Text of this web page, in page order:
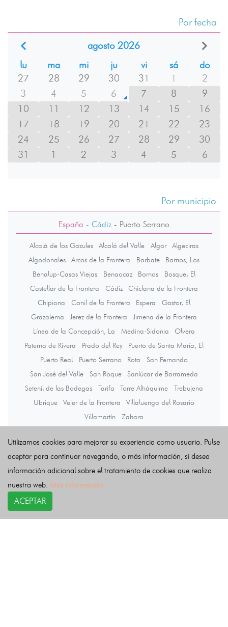
Por fecha
agosto 2026
lu
ma mi ju vi sá
do
27
28 29 30 31 1
2
3
4 5 6 7 8
9
10
11 12 13 14 15
16
17
18 19 20 21 22
23
24
25 26 27 28 29
30
31
1 2 3 4 5 6
Por municipio
España - Cádiz - Puerto Serrano
Alcalá de los Gazules Alcalá del Valle Algar
Algeciras
Algodonales
Arcos de la Frontera Barbate
Barrios, Los
Benalup-Casas Viejas
Benaocaz Bornos
Bosque, El
Castellar de la Frontera
Cádiz
Chiclana de la Frontera
Chipiona
Conil de la Frontera Espera
Gastor, El
Grazalema
Jerez de la Frontera
Jimena de la Frontera
Línea de la Concepción, La
Medina-Sidonia
Olvera
Paterna de Rivera
Prado del Rey
Puerto de Santa María, El
Puerto Real
Puerto Serrano Rota
San Fernando
San José del Valle
San Roque
Sanlúcar de Barrameda
Setenil de las Bodegas
Tarifa Torre Alháquime
Trebujena
Ubrique
Vejer de la Frontera
Villaluenga del Rosario
Villamartín
Zahara
Últimas noticias
Utilizamos cookies para mejorar su experiencia como usuario. Pulse
aceptar para continuar navegando, o más información, si desea
información adicional sobre el tratamiento de cookies que realiza
nuestra web. Más información
ACEPTAR